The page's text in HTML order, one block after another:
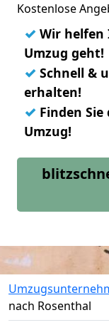
Kostenlose
✓ Wir helfen
Umzug geht!
✓ Schnell &
erhalten!
✓ Finden
Umzug!
nach Rosenthal